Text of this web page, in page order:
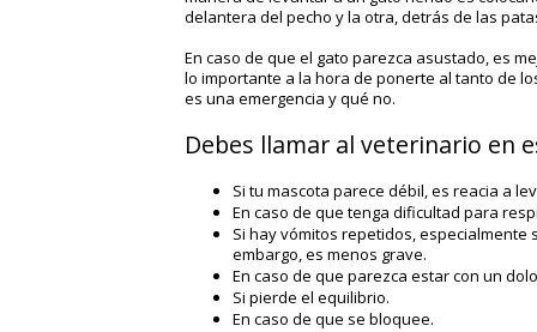
delantera del pecho y la otra, detrás de las
En caso de que el gato parezca asustado, es
lo importante a la hora de ponerte al tanto de
es una emergencia y qué no.
Debes llamar al veterinario en
Si tu mascota parece débil, es reacia a
En caso de que tenga dificultad para
Si hay vómitos repetidos, especialmente
embargo, es menos grave.
En caso de que parezca estar con un
Si pierde el equilibrio.
En caso de que se bloquee.